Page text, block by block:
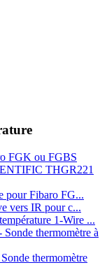
FGK ou FGBS
THGR221
pour Fibaro FG...
vers IR pour c...
1-Wire ...
thermomètre à
thermomètre